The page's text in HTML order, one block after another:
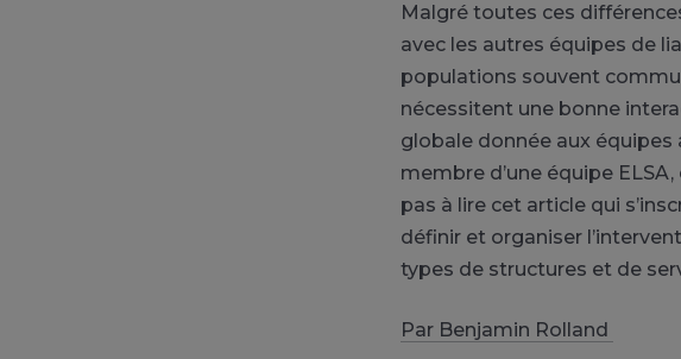
Malgré toutes ces
avec les autres équipes de
populations souvent
nécessitent une bonne
globale donnée aux
membre d’une équipe
pas à lire cet article qui
définir et organiser
types de structures et de
Par Benjamin Rolland